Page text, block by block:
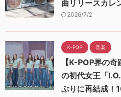
曲リリースカレ
2026/7/2
K-POP 音楽
【K-POP界の
の初代女王「
ぶりに再結成！